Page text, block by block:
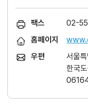
팩스
02-
홈페이지
우편
서울
한국